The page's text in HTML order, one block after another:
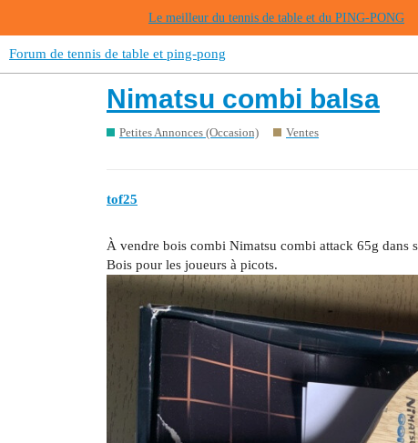
Le meilleur du tennis de table et du PING-PONG
Forum de tennis de table et ping-pong
Nimatsu combi balsa
Petites Annonces (Occasion) Ventes
tof25
À vendre bois combi Nimatsu combi attack 65g dans
Bois pour les joueurs à picots.